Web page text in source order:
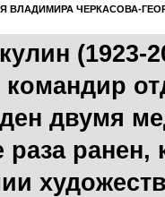
ВЛАДИМИРА ЧЕРКАСОВА-
(1923-
двумя
раза ранен,